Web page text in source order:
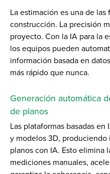
La estimación es una de las
construcción. La precisión
proyecto. Con la IA para la
los equipos pueden
información basada en
más rápido que nunca.
Generación automática
de planos
Las plataformas basadas
y modelos 3D,
planos con IA. Esto elimina
mediciones manuales,